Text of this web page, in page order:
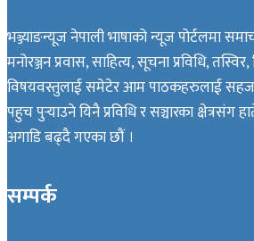
भञ्ज्याङन्यूज नेपाली भाषाको न्यूज पोर्टलमा
मनोरञ्जन प्रवास, साहित्य, सूचना प्रविधि,
विषयवस्तुलाई समेटेर आम पाठकहरुलाई सहज
पहुच पुर्‍याउने यिनै प्रविधि र सञ्चारका क्षेत्रसंग
अगाडि बढ्दै गएका छौं ।
सम्पर्क